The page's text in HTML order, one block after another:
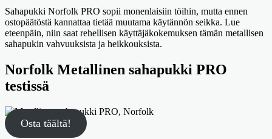
Sahapukki Norfolk PRO sopii monenlaisiin töihin, mutta ennen
ostopäätöstä kannattaa tietää muutama käytännön seikka. Lue
eteenpäin, niin saat rehellisen käyttäjäkokemuksen tämän metallisen
sahapukin vahvuuksista ja heikkouksista.
Norfolk Metallinen sahapukki PRO
testissä
Osta täältä!